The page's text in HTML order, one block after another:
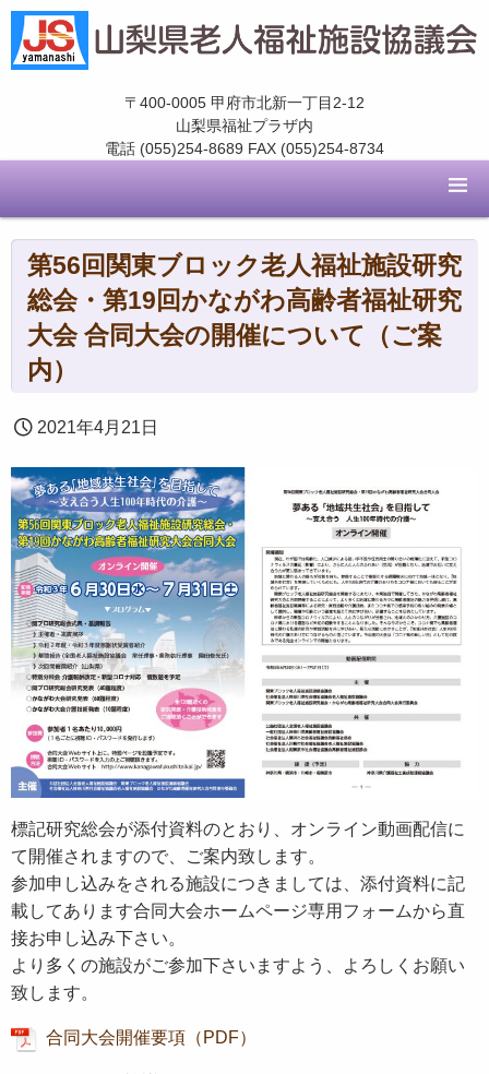
〒400-0005 甲府市北新一丁目2-12
山梨県福祉プラザ内
電話 (055)254-8689 FAX (055)254-8734
第56回関東ブロック老人福祉施設研究
総会・第19回かながわ高齢者福祉研究
大会 合同大会の開催について（ご案
内）
2021年4月21日
標記研究総会が添付資料のとおり、オンライン動画配信に
て開催されますので、ご案内致します。
参加申し込みをされる施設につきましては、添付資料に記
載してあります合同大会ホームページ専用フォームから直
接お申し込み下さい。
より多くの施設がご参加下さいますよう、よろしくお願い
致します。
合同大会開催要項（PDF）